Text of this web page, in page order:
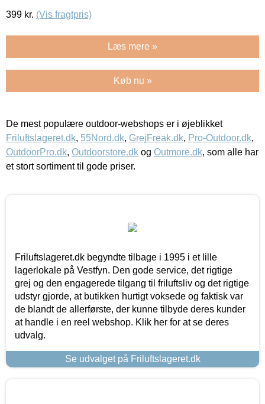
399 kr. (Vis fragtpris)
Læs mere »
Køb nu »
De mest populære outdoor-webshops er i øjeblikket
Friluftslageret.dk, 55Nord.dk, GrejFreak.dk, Pro-Outdoor.dk,
OutdoorPro.dk, Outdoorstore.dk og Outmore.dk, som alle har
et stort sortiment til gode priser.
Friluftslageret.dk begyndte tilbage i 1995 i et lille
lagerlokale på Vestfyn. Den gode service, det rigtige
grej og den engagerede tilgang til friluftsliv og det rigtige
udstyr gjorde, at butikken hurtigt voksede og faktisk var
de blandt de allerførste, der kunne tilbyde deres kunder
at handle i en reel webshop. Klik her for at se deres
udvalg.
Se udvalget på Friluftslageret.dk